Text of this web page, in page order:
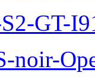
GT-
noir-